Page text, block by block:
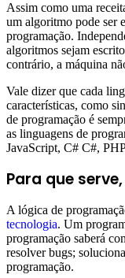
Assim como uma
um algoritmo pode ser
programação.
algoritmos sejam
contrário, a máquina
Vale dizer que cada
características, como
de programação é
as linguagens de
JavaScript, C# C#,
Para que
A lógica de
tecnologia. Um
programação saberá
resolver bugs;
programação.